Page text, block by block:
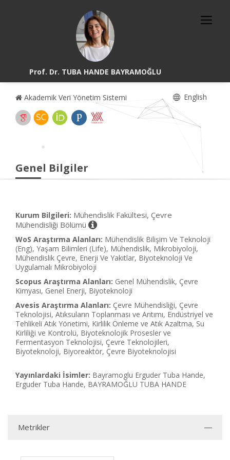
Prof. Dr. TUBA HANDE BAYRAMOĞLU
Akademik Veri Yönetim Sistemi English
Genel Bilgiler
Kurum Bilgileri: Mühendislik Fakültesi, Çevre
Mühendisliği Bölümü
WoS Araştırma Alanları: Mühendislik Bilişim Ve Teknoloji
(Eng), Yaşam Bilimleri (Life), Mühendislik, Mikrobiyoloji,
Mühendislik Çevre, Enerji Ve Yakıtlar, Biyoteknoloji Ve
Uygulamalı Mikrobiyoloji
Scopus Araştırma Alanları: Genel Mühendislik, Çevre
Kimyası, Genel Enerji, Biyoteknoloji
Avesis Araştırma Alanları: Çevre Mühendisliği, Çevre
Teknolojisi, Atıksuların Toplanması ve Arıtımı, Endüstriyel ve
Tehlikeli Atık Yönetimi, Kirlilik Önleme ve Atık Azaltma, Su
Kirliliği ve Kontrolü, Biyoteknolojik Prosesler ve
Fermentasyon Teknolojisi, Çevre Teknolojileri,
Biyoteknoloji, Biyoreaktör, Çevre Biyoteknolojisi
Yayınlardaki İsimler: Bayramoglu Erguder Tuba Hande,
Erguder Tuba Hande, BAYRAMOĞLU TUBA HANDE
Metrikler